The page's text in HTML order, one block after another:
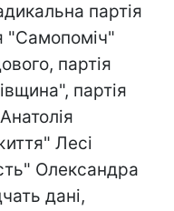
партія
"Самопоміч"
партія
партія
Лесі
Олександра
дані,